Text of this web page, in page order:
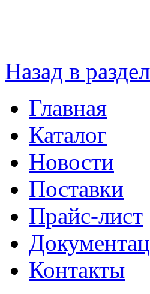
Назад в раздел
Главная
Каталог
Новости
Поставки
Прайс-лист
Контакты